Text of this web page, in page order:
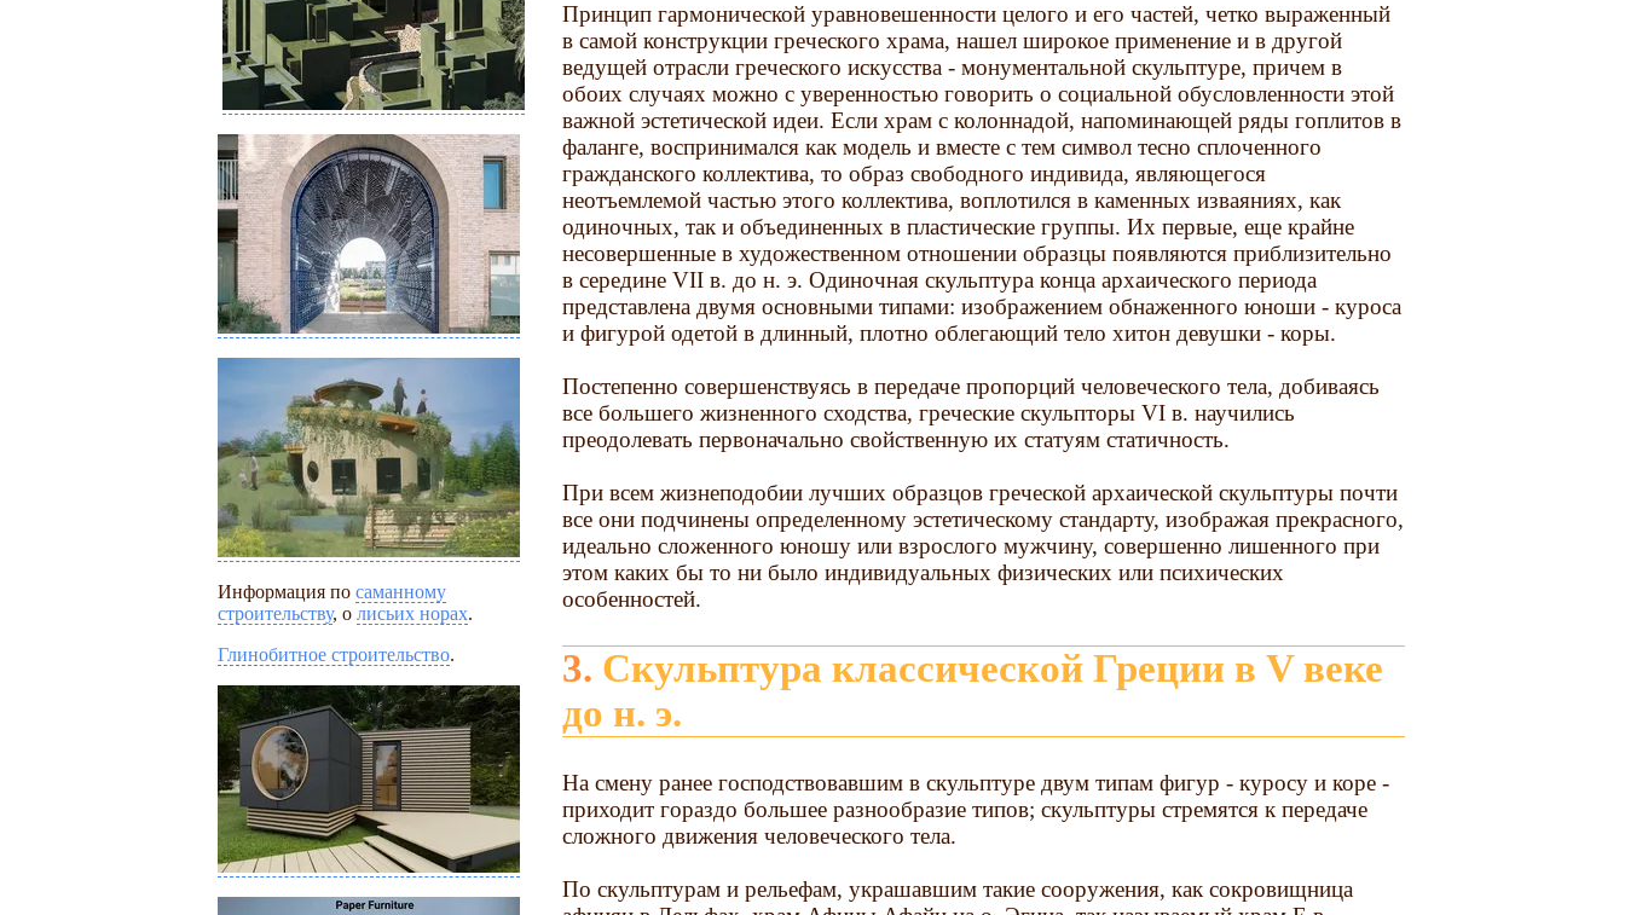
Информация по саманному
строительству, о лисьих норах.
Глинобитное строительство.
Принцип гармонической уравновешенности целого и его частей, четко выраженный
в самой конструкции греческого храма, нашел широкое применение и в другой
ведущей отрасли греческого искусства - монументальной скульптуре, причем в
обоих случаях можно с уверенностью говорить о социальной обусловленности этой
важной эстетической идеи. Если храм с колоннадой, напоминающей ряды гоплитов в
фаланге, воспринимался как модель и вместе с тем символ тесно сплоченного
гражданского коллектива, то образ свободного индивида, являющегося
неотъемлемой частью этого коллектива, воплотился в каменных изваяниях, как
одиночных, так и объединенных в пластические группы. Их первые, еще крайне
несовершенные в художественном отношении образцы появляются приблизительно
в середине VII в. до н. э. Одиночная скульптура конца архаического периода
представлена двумя основными типами: изображением обнаженного юноши - куроса
и фигурой одетой в длинный, плотно облегающий тело хитон девушки - коры.
Постепенно совершенствуясь в передаче пропорций человеческого тела, добиваясь
все большего жизненного сходства, греческие скульпторы VI в. научились
преодолевать первоначально свойственную их статуям статичность.
При всем жизнеподобии лучших образцов греческой архаической скульптуры почти
все они подчинены определенному эстетическому стандарту, изображая прекрасного,
идеально сложенного юношу или взрослого мужчину, совершенно лишенного при
этом каких бы то ни было индивидуальных физических или психических
особенностей.
3. Скульптура классической Греции в V веке
до н. э.
На смену ранее господствовавшим в скульптуре двум типам фигур - куросу и коре -
приходит гораздо большее разнообразие типов; скульптуры стремятся к передаче
сложного движения человеческого тела.
По скульптурам и рельефам, украшавшим такие сооружения, как сокровищница